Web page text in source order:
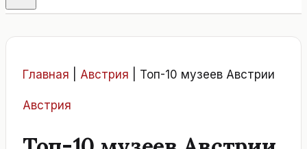
Главная Австрия Топ-10 музеев Австрии
Австрия